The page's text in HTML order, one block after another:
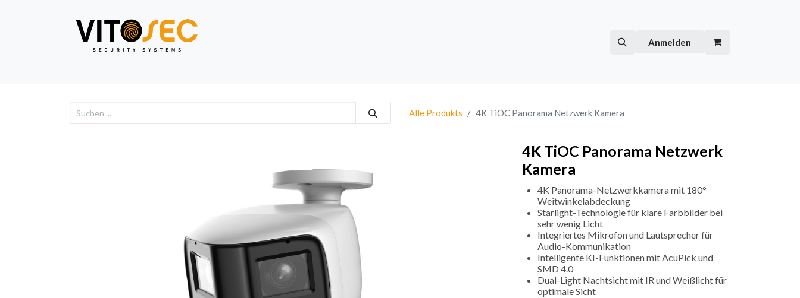
Video Alarm Anmelden
Alle Produkts 4K TiOC Panorama Netzwerk Kamera
4K TiOC Panorama Netzwerk
Kamera
4K Panorama-Netzwerkkamera mit 180°
Weitwinkelabdeckung
Starlight-Technologie für klare Farbbilder bei
sehr wenig Licht
Integriertes Mikrofon und Lautsprecher für
Audio-Kommunikation
Intelligente KI-Funktionen mit AcuPick und
SMD 4.0
Dual-Light Nachtsicht mit IR und Weißlicht für
optimale Sicht